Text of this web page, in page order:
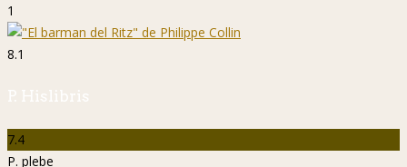
1
8.1
P. Hislibris
7.4
P. plebe